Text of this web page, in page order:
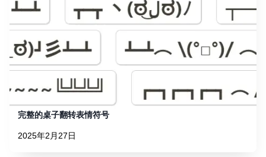
完整的桌子翻转表情符号
2025年2月27日